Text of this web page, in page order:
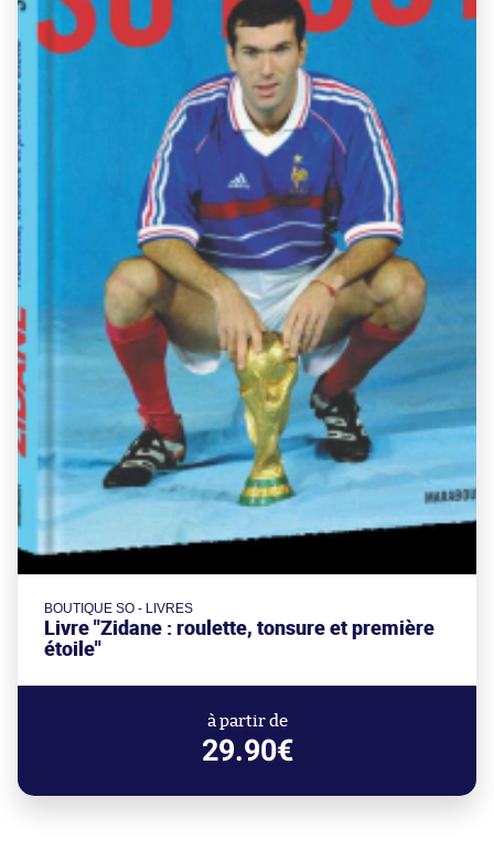
BOUTIQUE SO - LIVRES
Livre "Zidane : roulette, tonsure et première
étoile"
à partir de
29.90€